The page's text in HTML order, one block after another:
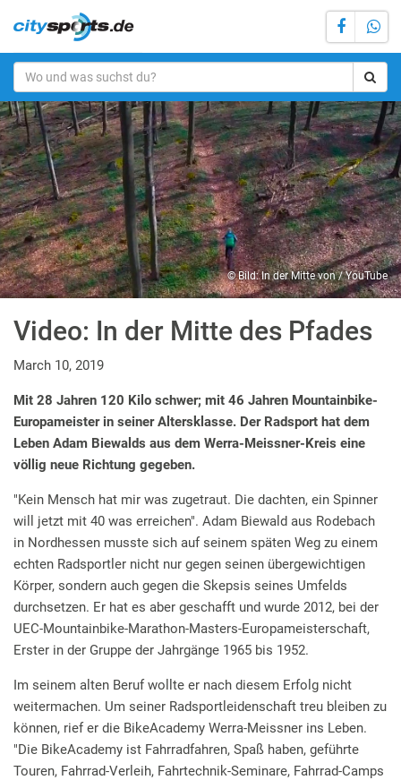
© Bild: In der Mitte von / YouTube
Video: In der Mitte des Pfades
March 10, 2019
Mit 28 Jahren 120 Kilo schwer; mit 46 Jahren Mountainbike-
Europameister in seiner Altersklasse. Der Radsport hat dem
Leben Adam Biewalds aus dem Werra-Meissner-Kreis eine
völlig neue Richtung gegeben.
"Kein Mensch hat mir was zugetraut. Die dachten, ein Spinner
will jetzt mit 40 was erreichen". Adam Biewald aus Rodebach
in Nordhessen musste sich auf seinem späten Weg zu einem
echten Radsportler nicht nur gegen seinen übergewichtigen
Körper, sondern auch gegen die Skepsis seines Umfelds
durchsetzen. Er hat es aber geschafft und wurde 2012, bei der
UEC-Mountainbike-Marathon-Masters-Europameisterschaft,
Erster in der Gruppe der Jahrgänge 1965 bis 1952.
Im seinem alten Beruf wollte er nach diesem Erfolg nicht
weitermachen. Um seiner Radsportleidenschaft treu bleiben zu
können, rief er die BikeAcademy Werra-Meissner ins Leben.
"Die BikeAcademy ist Fahrradfahren, Spaß haben, geführte
Touren, Fahrrad-Verleih, Fahrtechnik-Seminare, Fahrrad-Camps